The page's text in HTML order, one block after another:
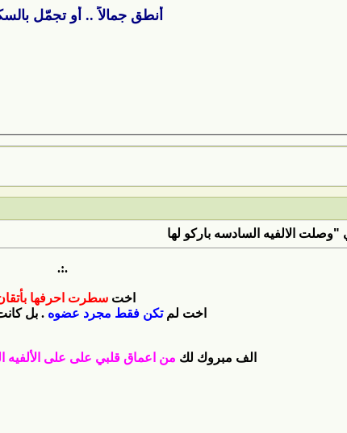
أنطق جمالاً .. أو تجمّل
الالفيه السادسه باركو لها
.:.
اخت سطرت احرفها
اخت لمتكن فقط مجرد عضوه . بل
الف مبروك لك من اعماق قلبي على على الألفيه